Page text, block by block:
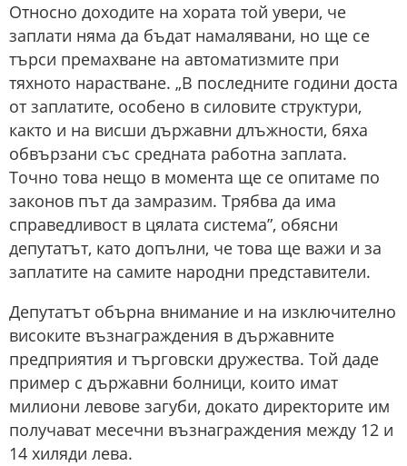
Относно доходите на хората той увери, че
заплати няма да бъдат намалявани, но ще се
търси премахване на автоматизмите при
тяхното нарастване. „В последните години доста
от заплатите, особено в силовите структури,
както и на висши държавни длъжности, бяха
обвързани със средната работна заплата.
Точно това нещо в момента ще се опитаме по
законов път да замразим. Трябва да има
справедливост в цялата система”, обясни
депутатът, като допълни, че това ще важи и за
заплатите на самите народни представители.
Депутатът обърна внимание и на изключително
високите възнаграждения в държавните
предприятия и търговски дружества. Той даде
пример с държавни болници, които имат
милиони левове загуби, докато директорите им
получават месечни възнаграждения между 12 и
14 хиляди лева.